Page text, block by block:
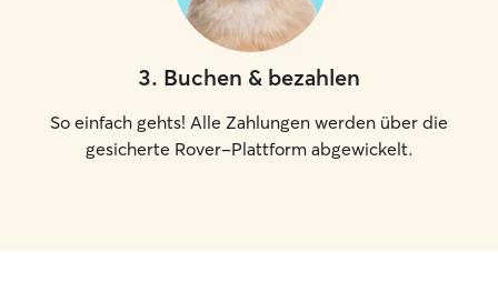
3. Buchen & bezahlen
So einfach gehts! Alle Zahlungen werden über die
gesicherte Rover-Plattform abgewickelt.